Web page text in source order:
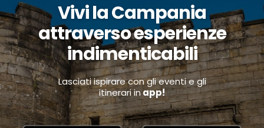
Vivi la Campania
attraverso esperienze
indimenticabili
Lasciati ispirare con gli eventi e gli
itinerari inapp!